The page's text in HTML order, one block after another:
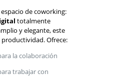
de coworking:
totalmente
y elegante, este
Ofrece:
la colaboración
trabajar con